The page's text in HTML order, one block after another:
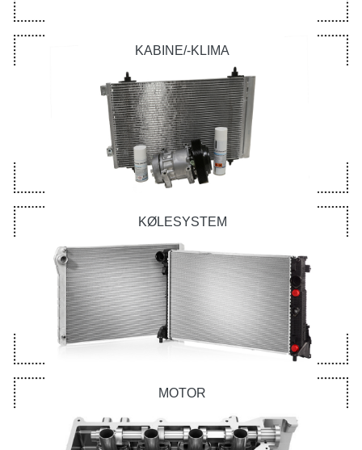
KABINE/-KLIMA
KØLESYSTEM
MOTOR